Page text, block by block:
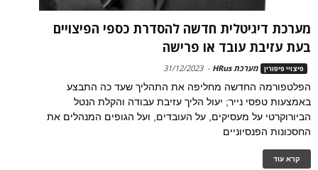
מערכת דיגיטלית חדשה להסדרת כספי הפיצויים
בעת עזיבת עובד או פרישה
פיצויי פיטורין מערכת HRus -
31/12/2023
הפלטפורמה החדשה מחליפה את התהליך שעד כה התבצע
באמצעות טפסי נייר; יעול הליך עזיבת עבודה והקלת הנטל
הביורוקרטי על מעסיקים, על העובדים, ועל הגופים המנהלים את
החסכונות הפנסיוניים
קרא עוד